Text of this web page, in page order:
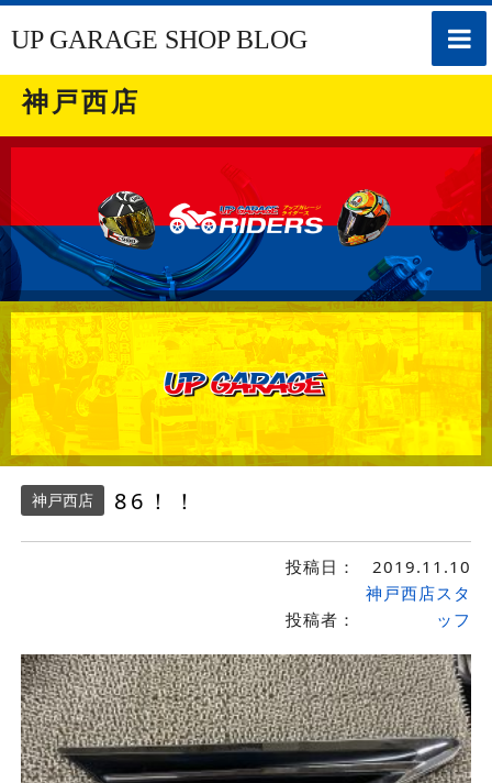
toggle
UP GARAGE SHOP BLOG
神戸西店
神戸西店 86！！
投稿日： 2019.11.10
投稿者：
神戸西店スタ
ッフ